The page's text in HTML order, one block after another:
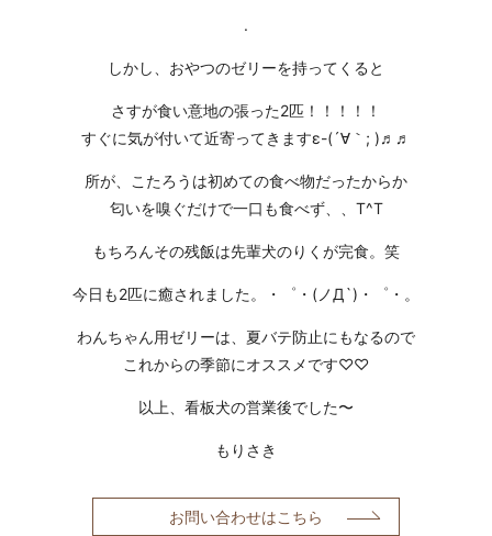
.
しかし、おやつのゼリーを持ってくると
さすが食い意地の張った2匹！！！！！
すぐに気が付いて近寄ってきますε-(´∀｀; )♬♬
所が、こたろうは初めての食べ物だったからか
匂いを嗅ぐだけで一口も食べず、、T^T
もちろんその残飯は先輩犬のりくが完食。笑
今日も2匹に癒されました。・゜・(ノД`)・゜・。
わんちゃん用ゼリーは、夏バテ防止にもなるので
これからの季節にオススメです♡♡
以上、看板犬の営業後でした〜
もりさき
お問い合わせはこちら